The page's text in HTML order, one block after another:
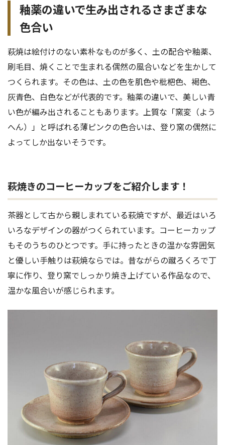
釉薬の違いで生み出されるさまざまな
色合い
萩焼は絵付けのない素朴なものが多く、土の配合や釉薬、
刷毛目、焼くことで生まれる偶然の風合いなどを生かして
つくられます。その色は、土の色を肌色や枇杷色、褐色、
灰青色、白色などが代表的です。釉薬の違いで、美しい青
い色が編み出されることもあります。上質な「窯変（よう
へん）」と呼ばれる薄ピンクの色合いは、登り窯の偶然に
よってしか出ないそうです。
萩焼きのコーヒーカップをご紹介します！
茶器として古から親しまれている萩焼ですが、最近はいろ
いろなデザインの器がつくられています。コーヒーカップ
もそのうちのひとつです。手に持ったときの温かな雰囲気
と優しい手触りは萩焼ならでは。昔ながらの蹴ろくろで丁
寧に作り、登り窯でしっかり焼き上げている作品なので、
温かな風合いが感じられます。